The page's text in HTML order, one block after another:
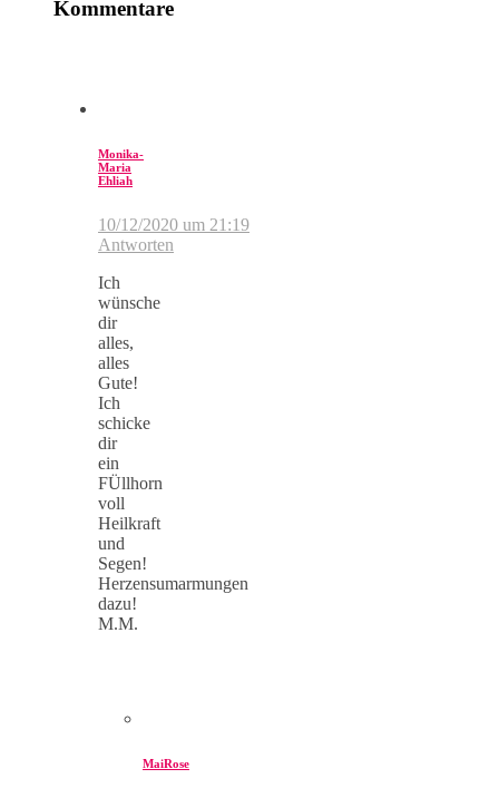
Kommentare
Monika-
Maria
Ehliah
10/12/2020 um 21:19
Antworten
Ich
wünsche
dir
alles,
alles
Gute!
Ich
schicke
dir
ein
FÜllhorn
voll
Heilkraft
und
Segen!
Herzensumarmungen
dazu!
M.M.
MaiRose